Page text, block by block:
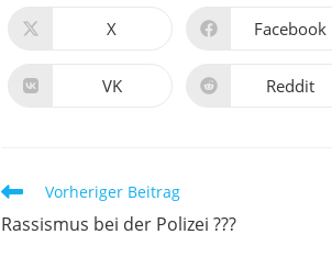
Öffnet
neuen
Fenster
X Öffnet
neuen
Fenster
Facebook
Öffnet
VK Öffnet
Reddit
Weitere
ansehen
Vorheriger Beitrag
Rassismus bei der Polizei ???